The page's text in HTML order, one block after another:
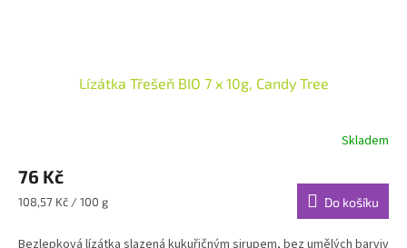
Lízátka Třešeň BIO 7 x 10g, Candy Tree
Skladem
76 Kč
Měrná
108,57 Kč / 100 g Do košíku